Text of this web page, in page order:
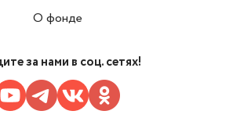
О фонде
за нами в соц. сетях!